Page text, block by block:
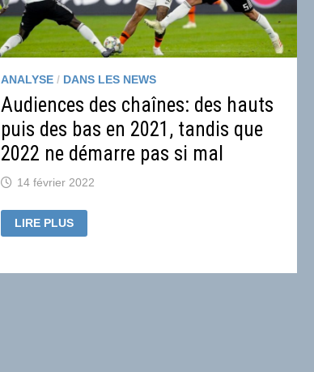
ANALYSE / DANS LES NEWS
Audiences des chaînes: des hauts
puis des bas en 2021, tandis que
2022 ne démarre pas si mal
14 février 2022
AUDIENCES
DES
CHAÎNES:
PUIS
LIRE PLUS